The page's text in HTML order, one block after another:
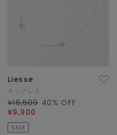
Liesse
ネックレス
¥16,500 40 % OFF
¥9,900
SALE